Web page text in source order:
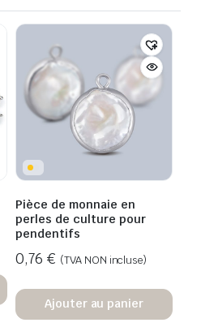
Pièce de monnaie en
perles de culture pour
pendentifs
0,76 € (TVA NON incluse)
Ajouter au panier